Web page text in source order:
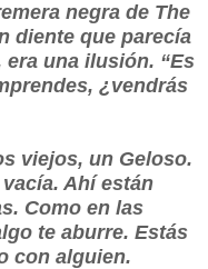
negra de The
diente que parecía
una ilusión. “Es
¿vendrás
viejos, un Geloso.
Ahí están
Como en las
te aburre. Estás
con alguien.